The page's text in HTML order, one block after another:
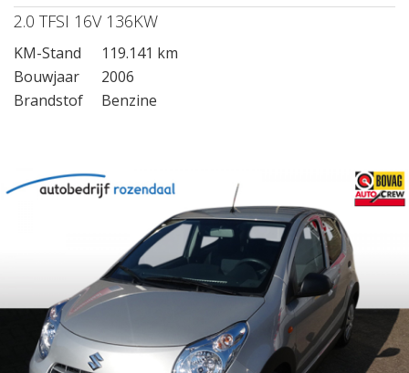
2.0 TFSI 16V 136KW
KM-Stand
119.141 km
Bouwjaar
2006
Brandstof
Benzine